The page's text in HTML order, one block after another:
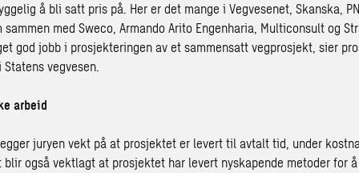
å bli satt pris på. Her er det mange i Vegvesenet, Skanska,
sammen med Sweco, Armando Arito Engenharia, Multiconsult og
god jobb i prosjekteringen av et sammensatt vegprosjekt, sier
vegvesen.
arbeid
juryen vekt på at prosjektet er levert til avtalt tid, under
blir også vektlagt at prosjektet har levert nyskapende metoder for